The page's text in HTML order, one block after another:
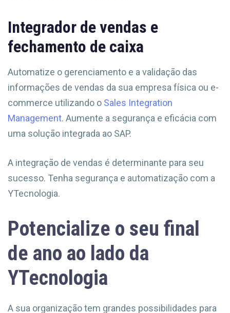
Integrador de vendas e
fechamento de caixa
Automatize o gerenciamento e a validação das
informações de vendas da sua empresa física ou e-
commerce utilizando o Sales Integration
Management. Aumente a segurança e eficácia com
uma solução integrada ao SAP.
A integração de vendas é determinante para seu
sucesso. Tenha segurança e automatização com a
YTecnologia.
Potencialize o seu final
de ano ao lado da
YTecnologia
A sua organização tem grandes possibilidades para